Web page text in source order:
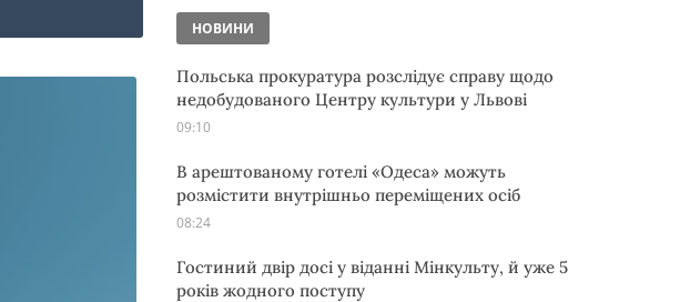
НОВИНИ
Польська прокуратура розслідує справу щодо
недобудованого Центру культури у Львові
09:10
В арештованому готелі «Одеса» можуть
розмістити внутрішньо переміщених осіб
08:24
Гостиний двір досі у віданні Мінкульту, й уже 5
років жодного поступу